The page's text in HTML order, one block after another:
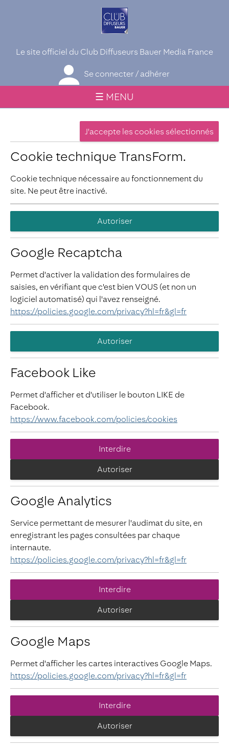
Le site officiel du Club Diffuseurs Bauer Media France
Se connecter / adhérer
☰ MENU
Cookie technique TransForm.
Cookie technique nécessaire au fonctionnement du
site. Ne peut être inactivé.
Autoriser
Google Recaptcha
Permet d'activer la validation des formulaires de
saisies, en vérifiant que c'est bien VOUS (et non un
logiciel automatisé) qui l'avez renseigné.
https://policies.google.com/privacy?hl=fr&gl=fr
Autoriser
Facebook Like
Permet d'afficher et d'utiliser le bouton LIKE de
Facebook.
https://www.facebook.com/policies/cookies
Interdire
Autoriser
Google Analytics
Service permettant de mesurer l'audimat du site, en
enregistrant les pages consultées par chaque
internaute.
https://policies.google.com/privacy?hl=fr&gl=fr
Interdire
Autoriser
Google Maps
Permet d'afficher les cartes interactives Google Maps.
https://policies.google.com/privacy?hl=fr&gl=fr
Interdire
Autoriser